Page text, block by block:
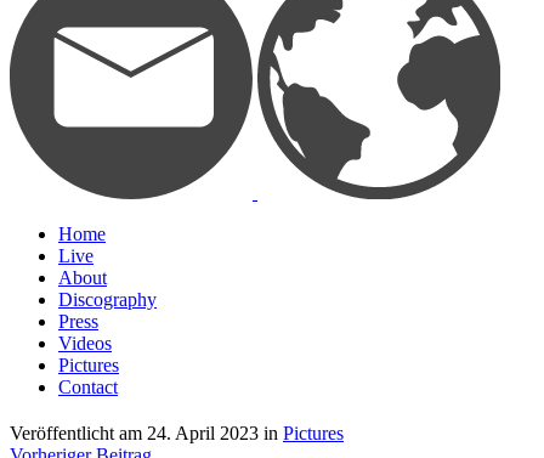
Home
Live
About
Discography
Press
Videos
Pictures
Contact
Veröffentlicht am 24. April 2023 in Pictures